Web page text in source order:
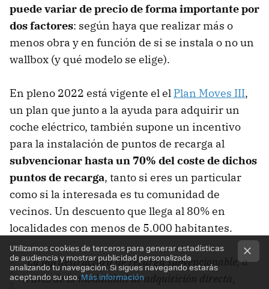
puede variar de precio de forma importante por
dos factores: según haya que realizar más o
menos obra y en función de si se instala o no un
wallbox (y qué modelo se elige).
En pleno 2022 está vigente el el Plan Moves III,
un plan que junto a la ayuda para adquirir un
coche eléctrico, también supone un incentivo
para la instalación de puntos de recarga al
subvencionar hasta un 70% del coste de dichos
puntos de recarga, tanto si eres un particular
como si la interesada es tu comunidad de
vecinos. Un descuento que llega al 80% en
localidades con menos de 5.000 habitantes.
"La infraestructura de recarga subvencionable, a
través de la modalidad de adquisición directa,
Utilizamos cookies de terceros para generar estadísticas
de audiencia y mostrar publicidad personalizada
analizando tu navegación. Si sigues navegando estarás
aceptando su uso.Más información